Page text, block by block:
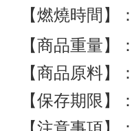
【燃燒時間】
【商品重量】
【商品原料】
【保存期限】